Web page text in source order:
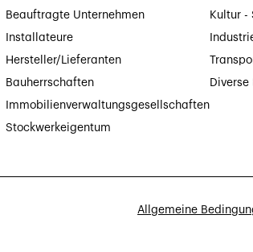
Beauftragte Unternehmen
Installateure
Hersteller/Lieferanten
Bauherrschaften
Immobilienverwaltungsgesellschaften
Stockwerkeigentum
Kultur -
Diverse
Allgemeine